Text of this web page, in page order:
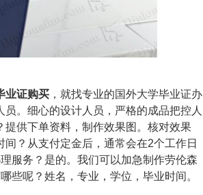
业证购买 ，就找专业的国外大学毕业证办
。细心的设计人员，严格的成品把控人
供下单资料，制作效果图。核对效果
？从支付定金后，通常会在2个工作日
服务？是的。我们可以加急制作劳伦森
些呢？姓名，专业，学位，毕业时间。